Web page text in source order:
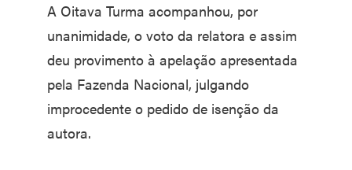
A Oitava Turma acompanhou, por
unanimidade, o voto da relatora e assim
deu provimento à apelação apresentada
pela Fazenda Nacional, julgando
improcedente o pedido de isenção da
autora.